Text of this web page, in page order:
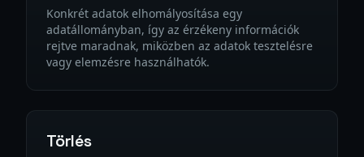
Konkrét adatok elhomályosítása egy
adatállományban, így az érzékeny információk
rejtve maradnak, miközben az adatok tesztelésre
vagy elemzésre használhatók.
Törlés